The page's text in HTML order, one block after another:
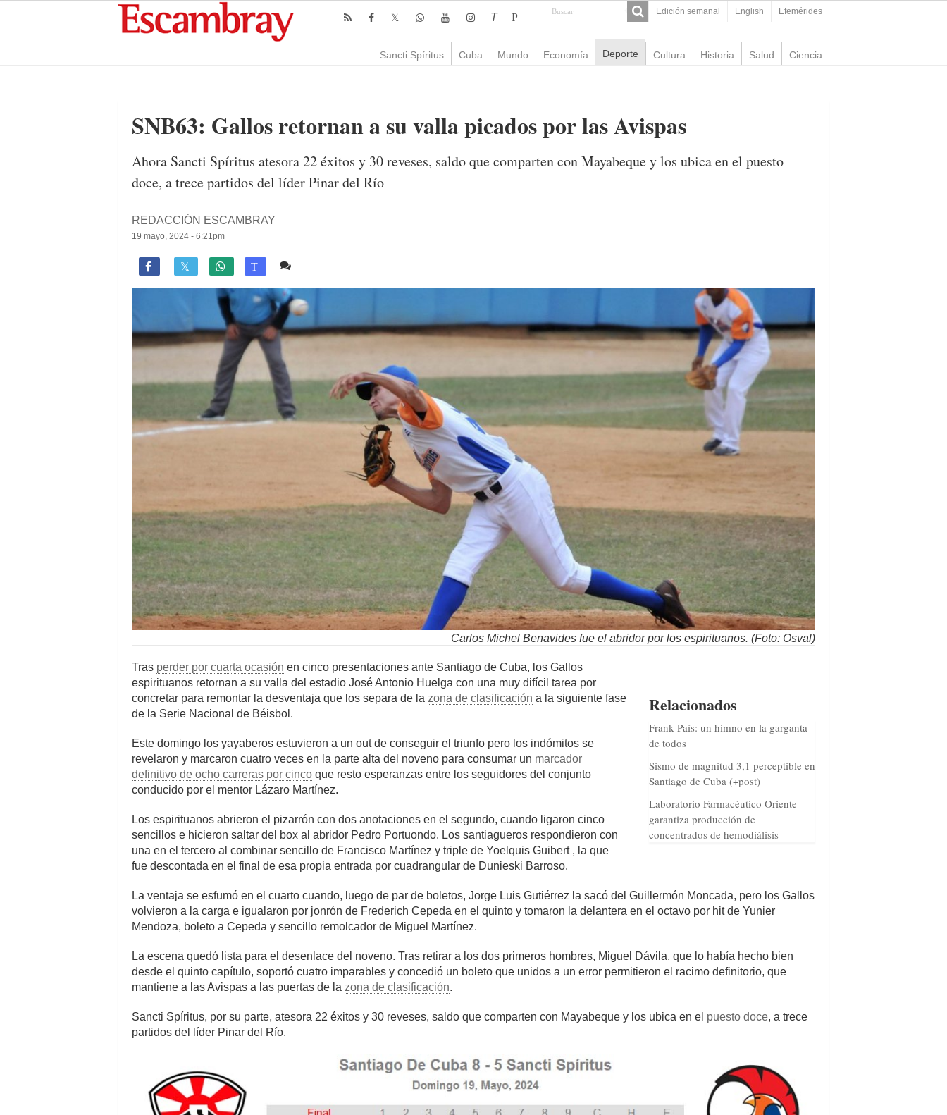
Edición semanal English Efemérides
T P
Sancti Spíritus Cuba Mundo Economía Deporte Cultura Historia Salud Ciencia
SNB63: Gallos retornan a su valla picados por las Avispas
Ahora Sancti Spíritus atesora 22 éxitos y 30 reveses, saldo que comparten con Mayabeque y los ubica en el puesto
doce, a trece partidos del líder Pinar del Río
REDACCIÓN ESCAMBRAY
19 mayo, 2024 - 6:21pm
 T
Carlos Michel Benavides fue el abridor por los espirituanos. (Foto: Osval)
Relacionados
Frank País: un himno en la garganta
de todos
Sismo de magnitud 3,1 perceptible en
Santiago de Cuba (+post)
Laboratorio Farmacéutico Oriente
garantiza producción de
concentrados de hemodiálisis
Tras perder por cuarta ocasión en cinco presentaciones ante Santiago de Cuba, los Gallos
espirituanos retornan a su valla del estadio José Antonio Huelga con una muy difícil tarea por
concretar para remontar la desventaja que los separa de la zona de clasificación a la siguiente fase
de la Serie Nacional de Béisbol.
Este domingo los yayaberos estuvieron a un out de conseguir el triunfo pero los indómitos se
revelaron y marcaron cuatro veces en la parte alta del noveno para consumar un marcador
definitivo de ocho carreras por cinco que resto esperanzas entre los seguidores del conjunto
conducido por el mentor Lázaro Martínez.
Los espirituanos abrieron el pizarrón con dos anotaciones en el segundo, cuando ligaron cinco
sencillos e hicieron saltar del box al abridor Pedro Portuondo. Los santiagueros respondieron con
una en el tercero al combinar sencillo de Francisco Martínez y triple de Yoelquis Guibert , la que
fue descontada en el final de esa propia entrada por cuadrangular de Dunieski Barroso.
La ventaja se esfumó en el cuarto cuando, luego de par de boletos, Jorge Luis Gutiérrez la sacó del Guillermón Moncada, pero los Gallos
volvieron a la carga e igualaron por jonrón de Frederich Cepeda en el quinto y tomaron la delantera en el octavo por hit de Yunier
Mendoza, boleto a Cepeda y sencillo remolcador de Miguel Martínez.
La escena quedó lista para el desenlace del noveno. Tras retirar a los dos primeros hombres, Miguel Dávila, que lo había hecho bien
desde el quinto capítulo, soportó cuatro imparables y concedió un boleto que unidos a un error permitieron el racimo definitorio, que
mantiene a las Avispas a las puertas de la zona de clasificación.
Sancti Spíritus, por su parte, atesora 22 éxitos y 30 reveses, saldo que comparten con Mayabeque y los ubica en el puesto doce, a trece
partidos del líder Pinar del Río.